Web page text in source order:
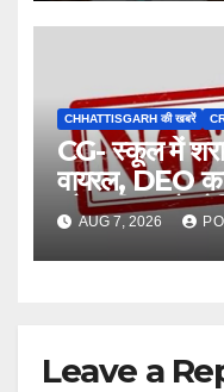
CHHATTISGARH की खबरें
CG- स्कूल में
वायरल, DEO
और स्वीपर को
AUG 7, 2026
Leave a